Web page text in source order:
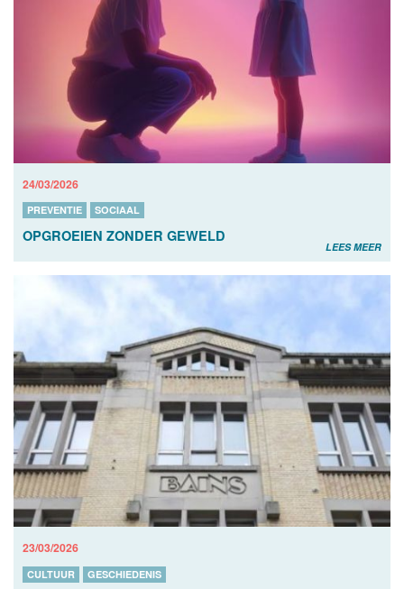
24/03/2026
PREVENTIE SOCIAAL
OPGROEIEN ZONDER GEWELD
LEES MEER
23/03/2026
CULTUUR GESCHIEDENIS